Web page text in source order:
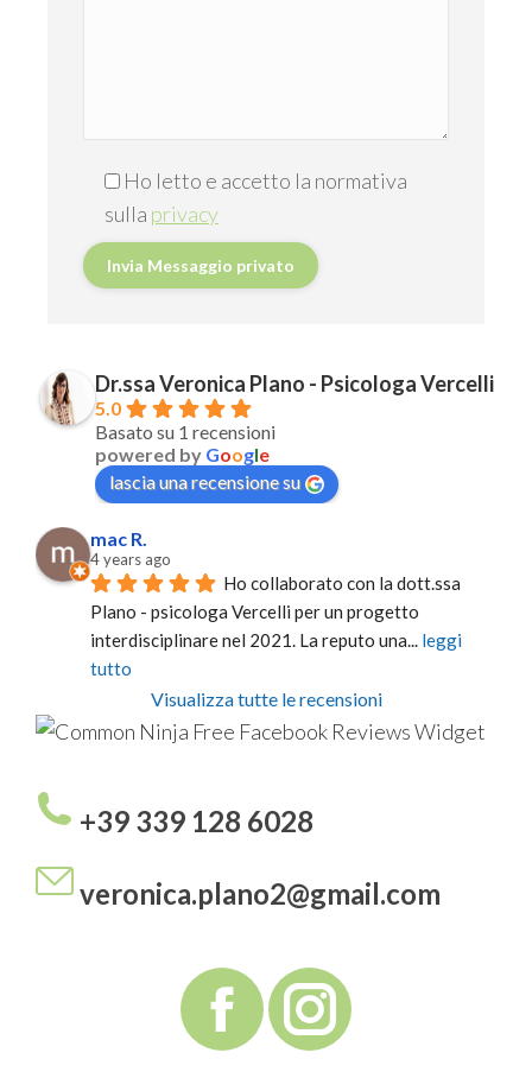
Ho letto e accetto la normativa
sulla privacy
Dr.ssa Veronica Plano - Psicologa Vercelli
5.0
Basato su 1 recensioni
powered by Google
lascia una recensione su
mac R.
4 years ago
Ho collaborato con la dott.ssa
Plano - psicologa Vercelli per un progetto
interdisciplinare nel 2021. La reputo una... leggi
tutto
Visualizza tutte le recensioni
Free Facebook Reviews Widget
+39 339 128 6028
veronica.plano2@gmail.com
Facebook